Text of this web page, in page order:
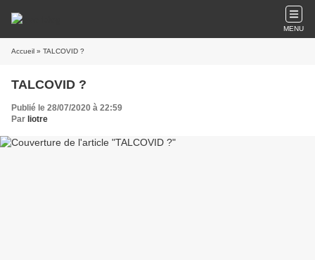
MENU
Accueil » TALCOVID ?
TALCOVID ?
Publié le 28/07/2020 à 22:59
Par liotre